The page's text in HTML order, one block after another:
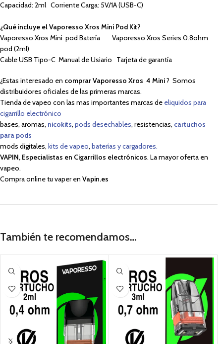
Capacidad: 2ml Corriente Carga: 5V/1A (USB-C)
¿Qué incluye el Vaporesso Xros Mini Pod Kit?
Vaporesso Xros Mini pod Batería Vaporesso Xros Series 0.8ohm
pod (2ml)
Cable USB Tipo-C Manual de Usiario Tarjeta de garantía
¿Estas interesado en comprar Vaporesso Xros 4 Mini? Somos
distribuidores oficiales de las primeras marcas.
Tienda de vapeo con las mas importantes marcas de eliquidos para
cigarrillo electrónico
bases, aromas, nicokits, pods desechables, resistencias, cartuchos
para pods
mods digitales, kits de vapeo, baterías y cargadores.
VAPIN, Especialistas en Cigarrillos electrónicos. La mayor oferta en
vapeo.
Compra online tu vaper en Vapin.es
También te recomendamos…